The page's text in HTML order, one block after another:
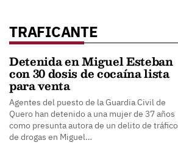
TRAFICANTE
Detenida en Miguel Esteban
con 30 dosis de cocaína lista
para venta
Agentes del puesto de la Guardia Civil de
Quero han detenido a una mujer de 37 años
como presunta autora de un delito de tráfico
de drogas en Miguel…